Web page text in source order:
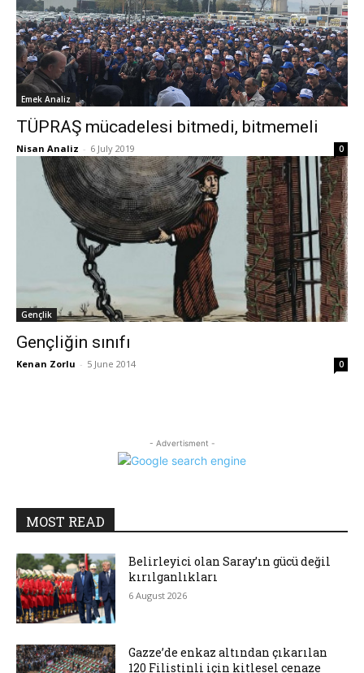
Emek Analiz
TÜPRAŞ mücadelesi bitmedi, bitmemeli
Nisan Analiz - 6 July 2019 0
Gençlik
Gençliğin sınıfı
Kenan Zorlu - 5 June 2014 0
- Advertisment -
MOST READ
Belirleyici olan Saray’ın gücü değil
kırılganlıkları
6 August 2026
Gazze’de enkaz altından çıkarılan
120 Filistinli için kitlesel cenaze